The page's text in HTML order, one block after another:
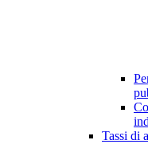
Tassi di